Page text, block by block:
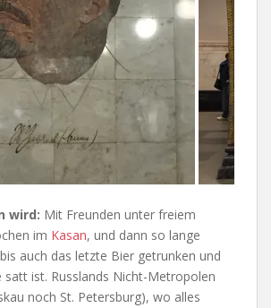
wird: Mit Freunden unter freiem
im Kasan, und dann so lange
auch das letzte Bier getrunken und
satt ist. Russlands Nicht-Metropolen
noch St. Petersburg), wo alles